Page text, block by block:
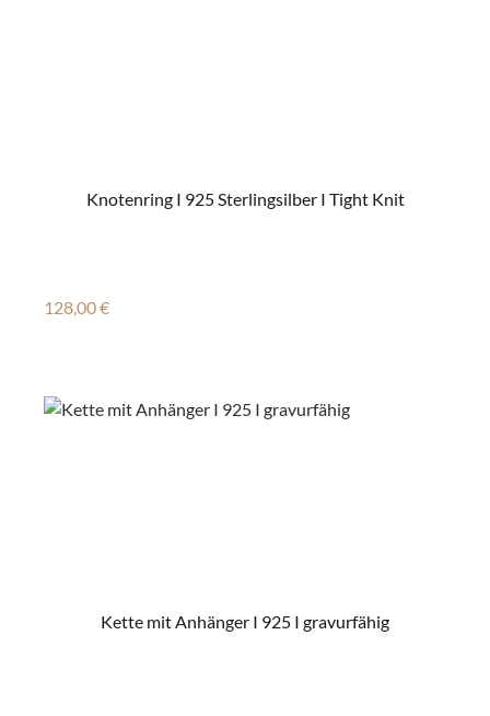
Knotenring I 925 Sterlingsilber I Tight Knit
Regulärer Preis:
128,00 €
Kette mit Anhänger I 925 I gravurfähig